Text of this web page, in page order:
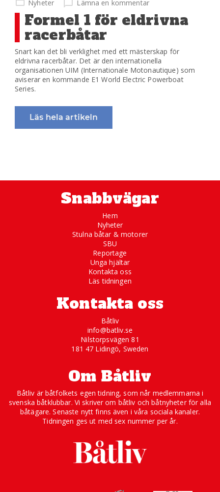
Nyheter
Lämna en kommentar
Formel 1 för eldrivna
racerbåtar
Snart kan det bli verklighet med ett mästerskap för
eldrivna racerbåtar. Det är den internationella
organisationen UIM (Internationale Motonautique) som
aviserar en kommande E1 World Electric Powerboat
Series.
Läs hela artikeln
Snabbvägar
Hem
Nyheter
Stulna båtar & motorer
SBU
Reportage
Unga hjältar
Kontakta oss
Läs tidningen
Kontakta oss
Båtliv
info@batliv.se
Nilstorpsvägen 81
181 47 Lidingö, Sweden
Om Båtliv
Båtliv är båtfolkets egen tidning, som når medlemmarna i
svenska båtklubbar. Vi skriver om båtliv och båtnyheter för alla
båtägare. Senaste nytt finns även i våra sociala kanaler.
Tidningen ges ut med sex nummer per år.